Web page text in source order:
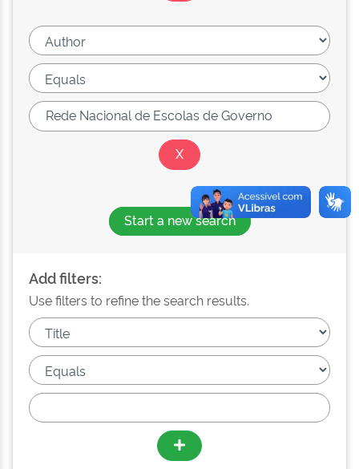
Start a new search
Add filters:
Use filters to refine the search results.